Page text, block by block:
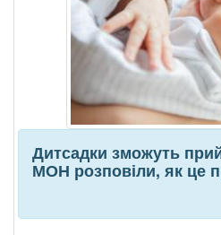
Дитсадки зможуть
МОН розповіли, як це